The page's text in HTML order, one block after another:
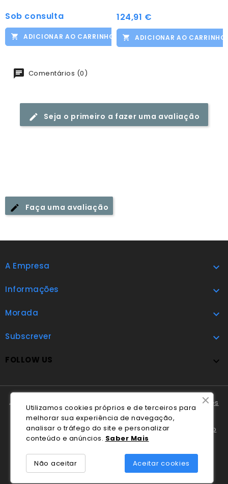
Preço
Sob consulta
ADICIONAR AO CARRINHO
Preço
124,91 €
ADICIONAR AO CARRINHO
Comentários (0)
Seja o primeiro a fazer uma avaliação
Faça uma avaliação
A Empresa 
Informações 
Morada 
Subscrever 
FOLLOW US 
A Cláudio Marques tem disponível o
Livro de Reclamações
Online.
Em caso de litígio o consumidor pode recorrer ao
Centro
Nacional de Informação e Arbitragem de Conflitos de
Consumo de Coimbra.
Utilizamos cookies próprios e de terceiros para
melhorar sua experiência de navegação,
analisar o tráfego do site e personalizar
conteúdo e anúncios. Saber Mais
Aceitar cookies
Não aceitar